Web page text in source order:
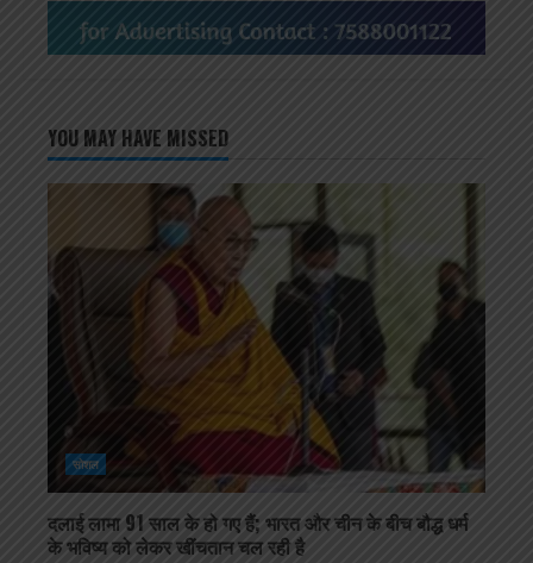
YOU MAY HAVE MISSED
सोशल
दलाई लामा 91 साल के हो गए हैं; भारत और चीन के बीच बौद्ध धर्म
के भविष्य को लेकर खींचतान चल रही है